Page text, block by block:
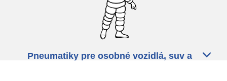
Pneumatiky pre osobné vozidlá, suv a